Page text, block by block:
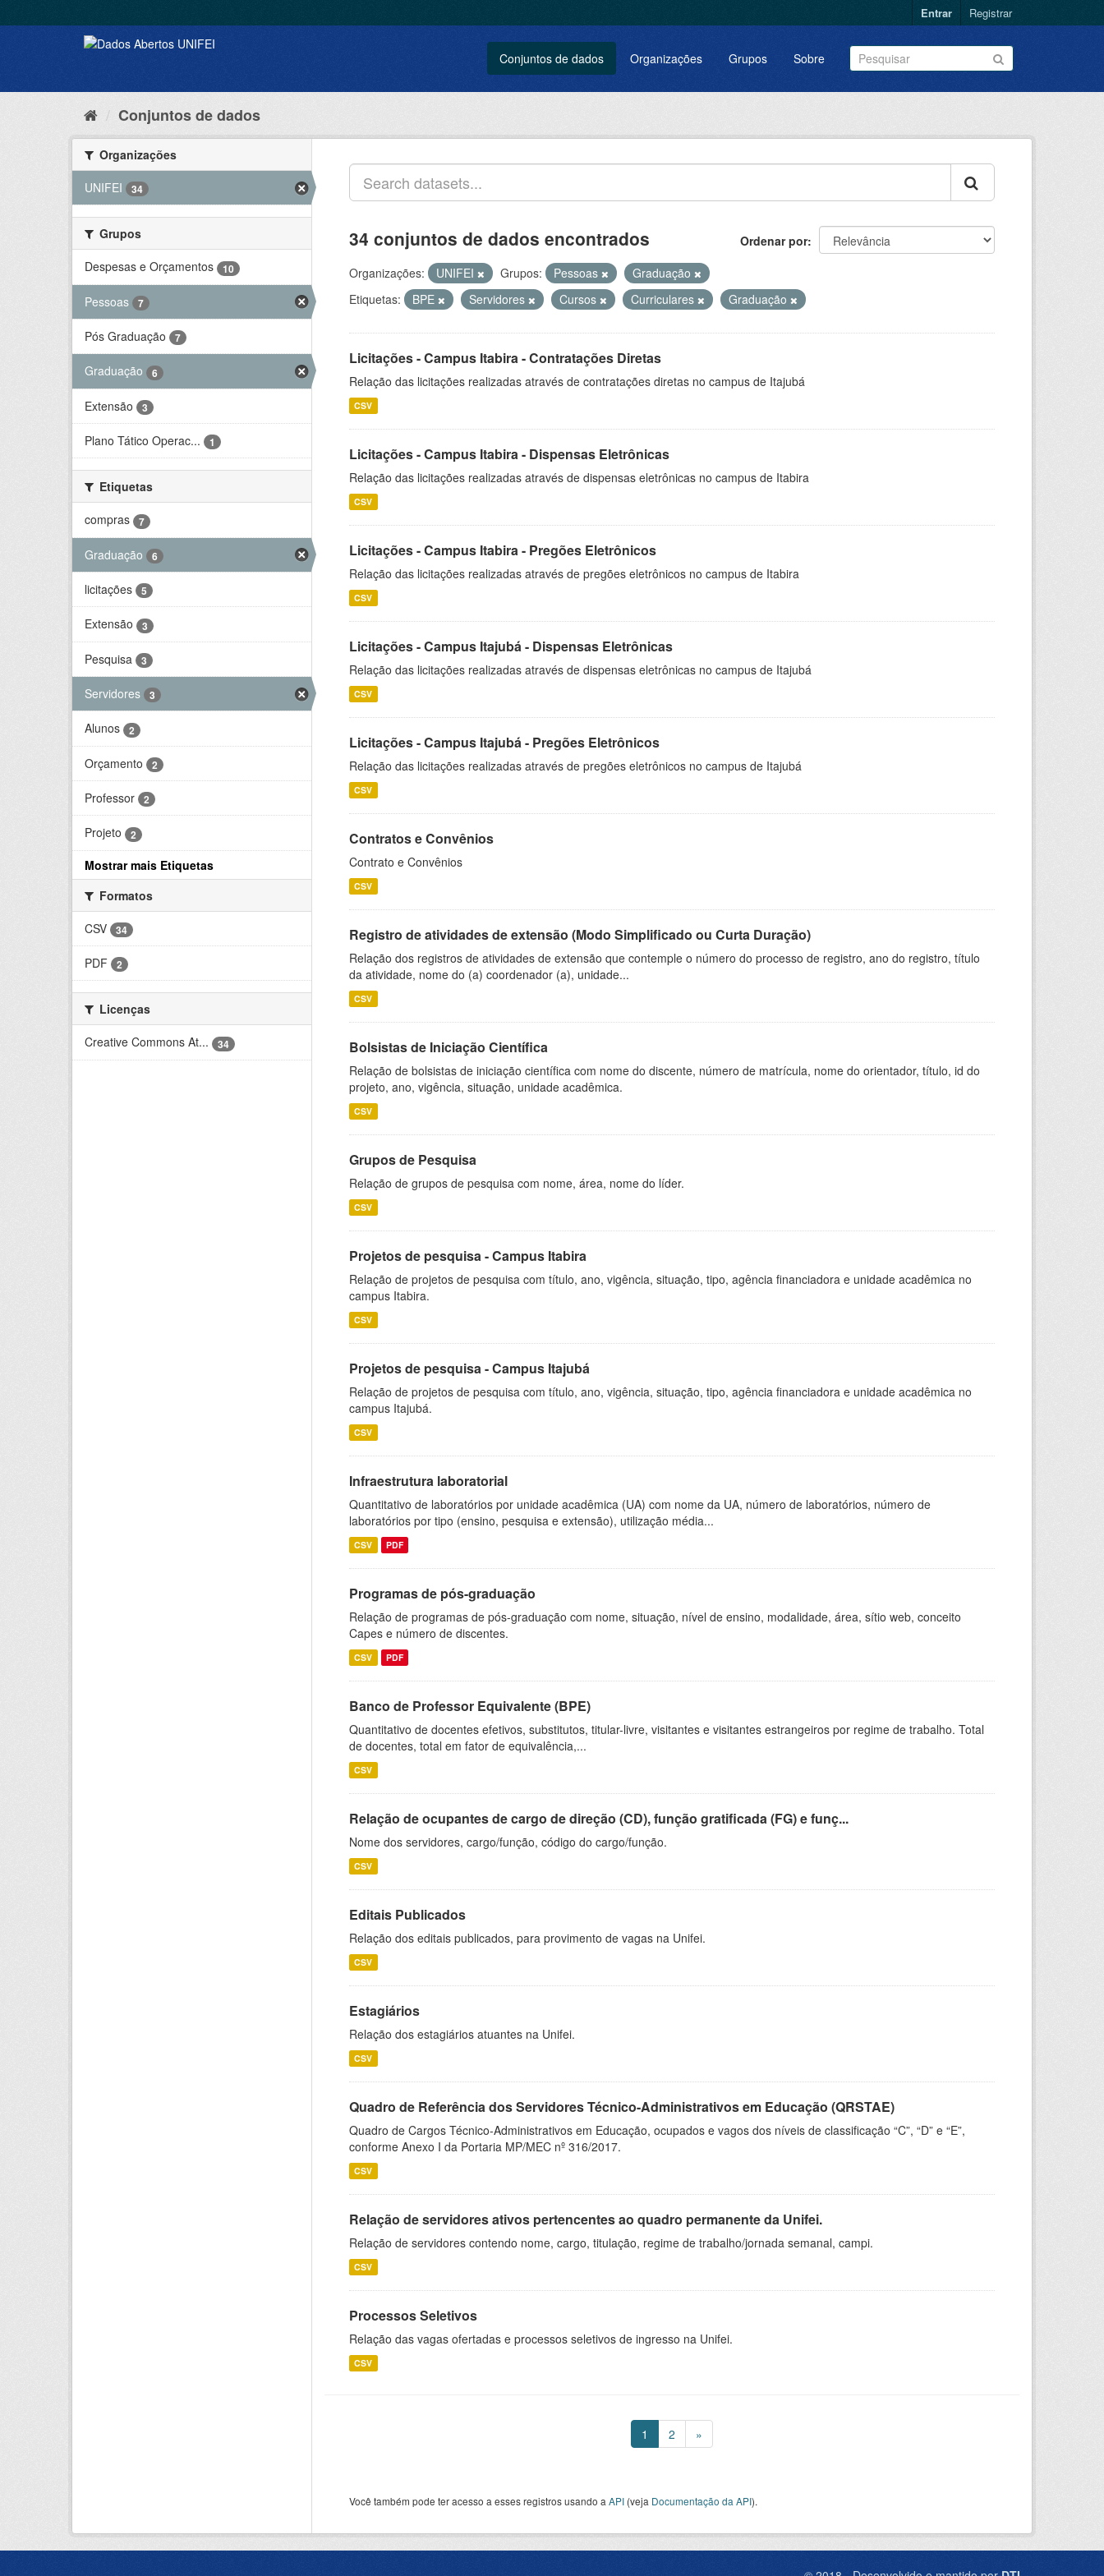
Entrar Registrar
Conjuntos de dados Organizações Grupos Sobre
Conjuntos de dados
Organizações
UNIFEI
34
Grupos
Despesas e Orçamentos
10
Pessoas 7
Pós Graduação 7
Graduação 6
Extensão 3
Plano Tático Operac... 1
Etiquetas
compras
7
Graduação 6
licitações 5
Extensão 3
Pesquisa 3
Servidores 3
Alunos 2
Orçamento 2
Professor 2
Projeto 2
Mostrar mais Etiquetas
Formatos
CSV
34
PDF 2
Licenças
Creative Commons At...
34
Ordenar por
34 conjuntos de dados encontrados
Organizações: UNIFEI Grupos: Pessoas
Graduação
Etiquetas:
BPE Servidores Cursos Curriculares Graduação
Licitações - Campus Itabira - Contratações Diretas
Relação das licitações realizadas através de contratações diretas no campus de Itajubá
CSV
Licitações - Campus Itabira - Dispensas Eletrônicas
Relação das licitações realizadas através de dispensas eletrônicas no campus de Itabira
CSV
Licitações - Campus Itabira - Pregões Eletrônicos
Relação das licitações realizadas através de pregões eletrônicos no campus de Itabira
CSV
Licitações - Campus Itajubá - Dispensas Eletrônicas
Relação das licitações realizadas através de dispensas eletrônicas no campus de Itajubá
CSV
Licitações - Campus Itajubá - Pregões Eletrônicos
Relação das licitações realizadas através de pregões eletrônicos no campus de Itajubá
CSV
Contratos e Convênios
Contrato e Convênios
CSV
Registro de atividades de extensão (Modo Simplificado ou Curta Duração)
Relação dos registros de atividades de extensão que contemple o número do processo de registro, ano do registro, título
da atividade, nome do (a) coordenador (a), unidade...
CSV
Bolsistas de Iniciação Científica
Relação de bolsistas de iniciação científica com nome do discente, número de matrícula, nome do orientador, título, id do
projeto, ano, vigência, situação, unidade acadêmica.
CSV
Grupos de Pesquisa
Relação de grupos de pesquisa com nome, área, nome do líder.
CSV
Projetos de pesquisa - Campus Itabira
Relação de projetos de pesquisa com título, ano, vigência, situação, tipo, agência financiadora e unidade acadêmica no
campus Itabira.
CSV
Projetos de pesquisa - Campus Itajubá
Relação de projetos de pesquisa com título, ano, vigência, situação, tipo, agência financiadora e unidade acadêmica no
campus Itajubá.
CSV
Infraestrutura laboratorial
Quantitativo de laboratórios por unidade acadêmica (UA) com nome da UA, número de laboratórios, número de
laboratórios por tipo (ensino, pesquisa e extensão), utilização média...
CSV PDF
Programas de pós-graduação
Relação de programas de pós-graduação com nome, situação, nível de ensino, modalidade, área, sítio web, conceito
Capes e número de discentes.
CSV PDF
Banco de Professor Equivalente (BPE)
Quantitativo de docentes efetivos, substitutos, titular-livre, visitantes e visitantes estrangeiros por regime de trabalho. Total
de docentes, total em fator de equivalência,...
CSV
Relação de ocupantes de cargo de direção (CD), função gratificada (FG) e funç...
Nome dos servidores, cargo/função, código do cargo/função.
CSV
Editais Publicados
Relação dos editais publicados, para provimento de vagas na Unifei.
CSV
Estagiários
Relação dos estagiários atuantes na Unifei.
CSV
Quadro de Referência dos Servidores Técnico-Administrativos em Educação (QRSTAE)
Quadro de Cargos Técnico-Administrativos em Educação, ocupados e vagos dos níveis de classificação “C”, “D” e “E”,
conforme Anexo I da Portaria MP/MEC nº 316/2017.
CSV
Relação de servidores ativos pertencentes ao quadro permanente da Unifei.
Relação de servidores contendo nome, cargo, titulação, regime de trabalho/jornada semanal, campi.
CSV
Processos Seletivos
Relação das vagas ofertadas e processos seletivos de ingresso na Unifei.
CSV
1 2 »
Você também pode ter acesso a esses registros usando a API (veja Documentação da API).